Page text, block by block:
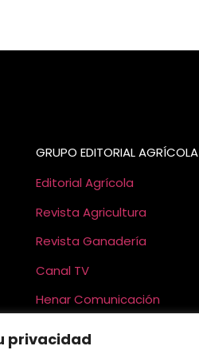
privacidad
GRUPO EDITORIAL AGRÍCOLA
Editorial Agrícola
Revista Agricultura
Revista Ganadería
Canal TV
Henar Comunicación